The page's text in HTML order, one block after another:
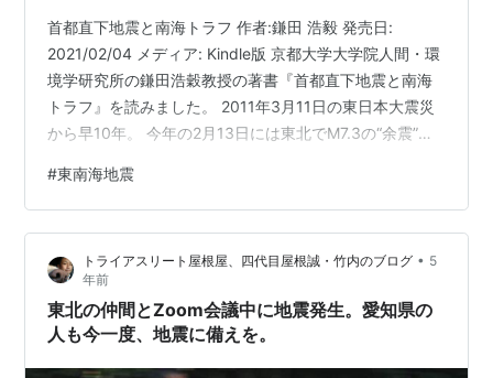
首都直下地震と南海トラフ 作者:鎌田 浩毅 発売日:
2021/02/04 メディア: Kindle版 京都大学大学院人間・環
境学研究所の鎌田浩穀教授の著書『首都直下地震と南海
トラフ』を読みました。 2011年3月11日の東日本大震災
から早10年。 今年の2月13日には東北でM7.3の“余震”が
でいる東海エリアでは、若い頃から東海地震が起きると
言われてきましたが、まだ起きてません。 現在予想され
る巨大地震が起きる確率を本の中から引用します。 これ
らが30年以内に起きる確率は、M8.0の東海地震が88パ
ーセント、M8.1の東南海地震が70パーセ…
#東南海地震
トライアスリート屋根屋、四代目屋根誠・竹内のブログ • 5
年前
東北の仲間とZoom会議中に地震発生。愛知県の
人も今一度、地震に備えを。